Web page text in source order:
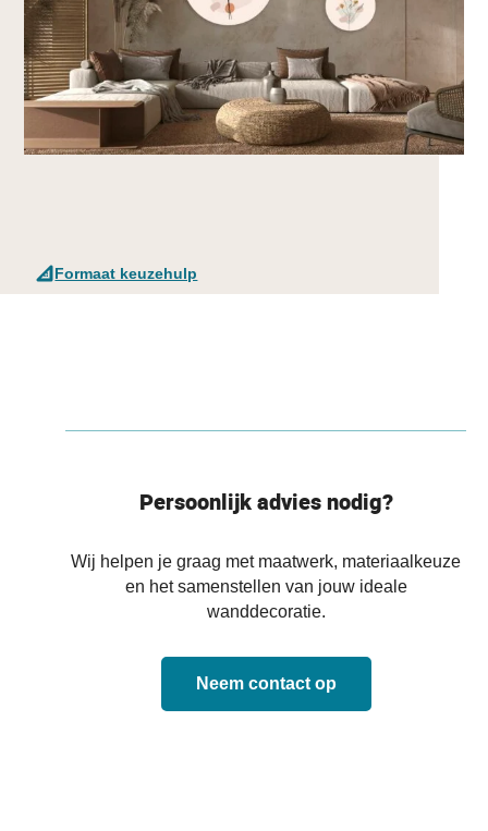
Formaat keuzehulp
Persoonlijk advies nodig?
Wij helpen je graag met maatwerk, materiaalkeuze
en het samenstellen van jouw ideale
wanddecoratie.
Neem contact op